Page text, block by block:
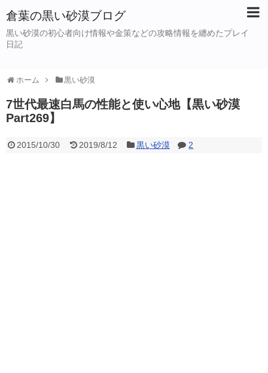
倉葉の黒い砂漠ブログ
黒い砂漠の初心者向け情報や金策などの攻略情報を纏めたプレイ
日記
ホーム 黒い砂漠
7世代最速白馬の性能と使い心地【黒い砂漠
Part269】
2015/10/30 2019/8/12 黒い砂漠 2